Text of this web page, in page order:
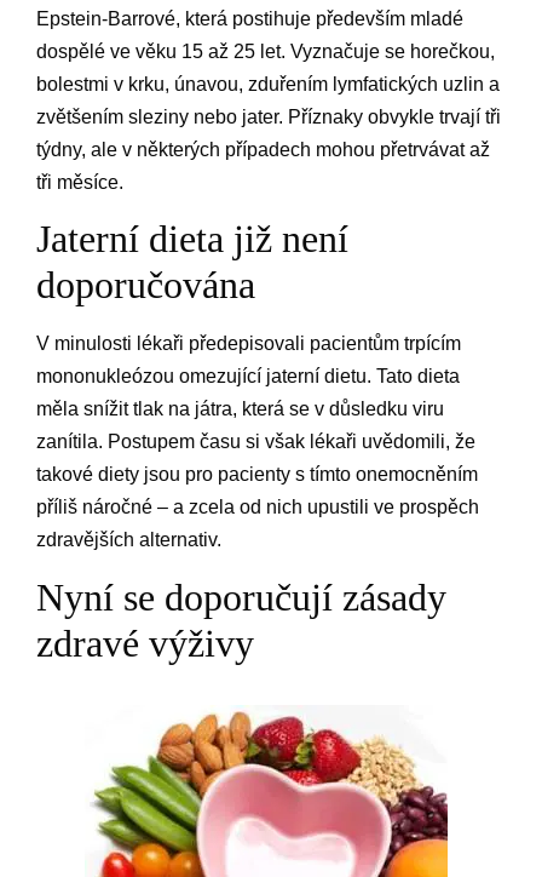
Epstein-Barrové, která postihuje především mladé
dospělé ve věku 15 až 25 let. Vyznačuje se horečkou,
bolestmi v krku, únavou, zduřením lymfatických uzlin a
zvětšením sleziny nebo jater. Příznaky obvykle trvají tři
týdny, ale v některých případech mohou přetrvávat až
tři měsíce.
Jaterní dieta již není
doporučována
V minulosti lékaři předepisovali pacientům trpícím
mononukleózou omezující jaterní dietu. Tato dieta
měla snížit tlak na játra, která se v důsledku viru
zanítila. Postupem času si však lékaři uvědomili, že
takové diety jsou pro pacienty s tímto onemocněním
příliš náročné – a zcela od nich upustili ve prospěch
zdravějších alternativ.
Nyní se doporučují zásady
zdravé výživy